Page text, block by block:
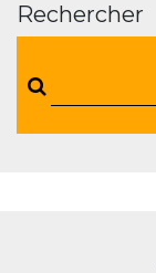
Rechercher